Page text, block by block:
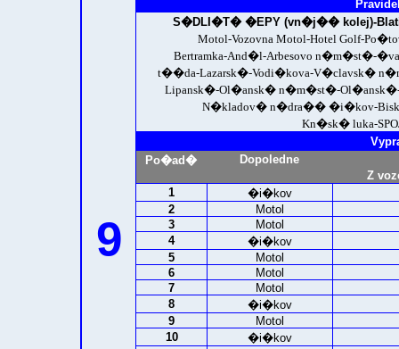
9
S�DLI�T� �EPY (vn�j�� kolej)-
Motol-Vozovna Motol-Hotel Golf-
Bertramka-And�l-Arbesovo n�m�st�-
t��da-Lazarsk�-Vodi�kova-V�clavsk�
Lipansk�-Ol�ansk� n�m�st�-
N�kladov� n�dra�� �i�kov-
Kn�sk� luka-
Po�ad�
Dopoledne
Z
1
�i�kov
2
Motol
3
Motol
4
�i�kov
5
Motol
6
Motol
7
Motol
8
�i�kov
9
Motol
10
�i�kov